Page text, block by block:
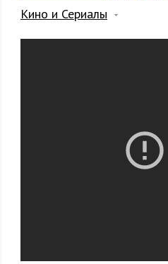
Кино и Сериалы